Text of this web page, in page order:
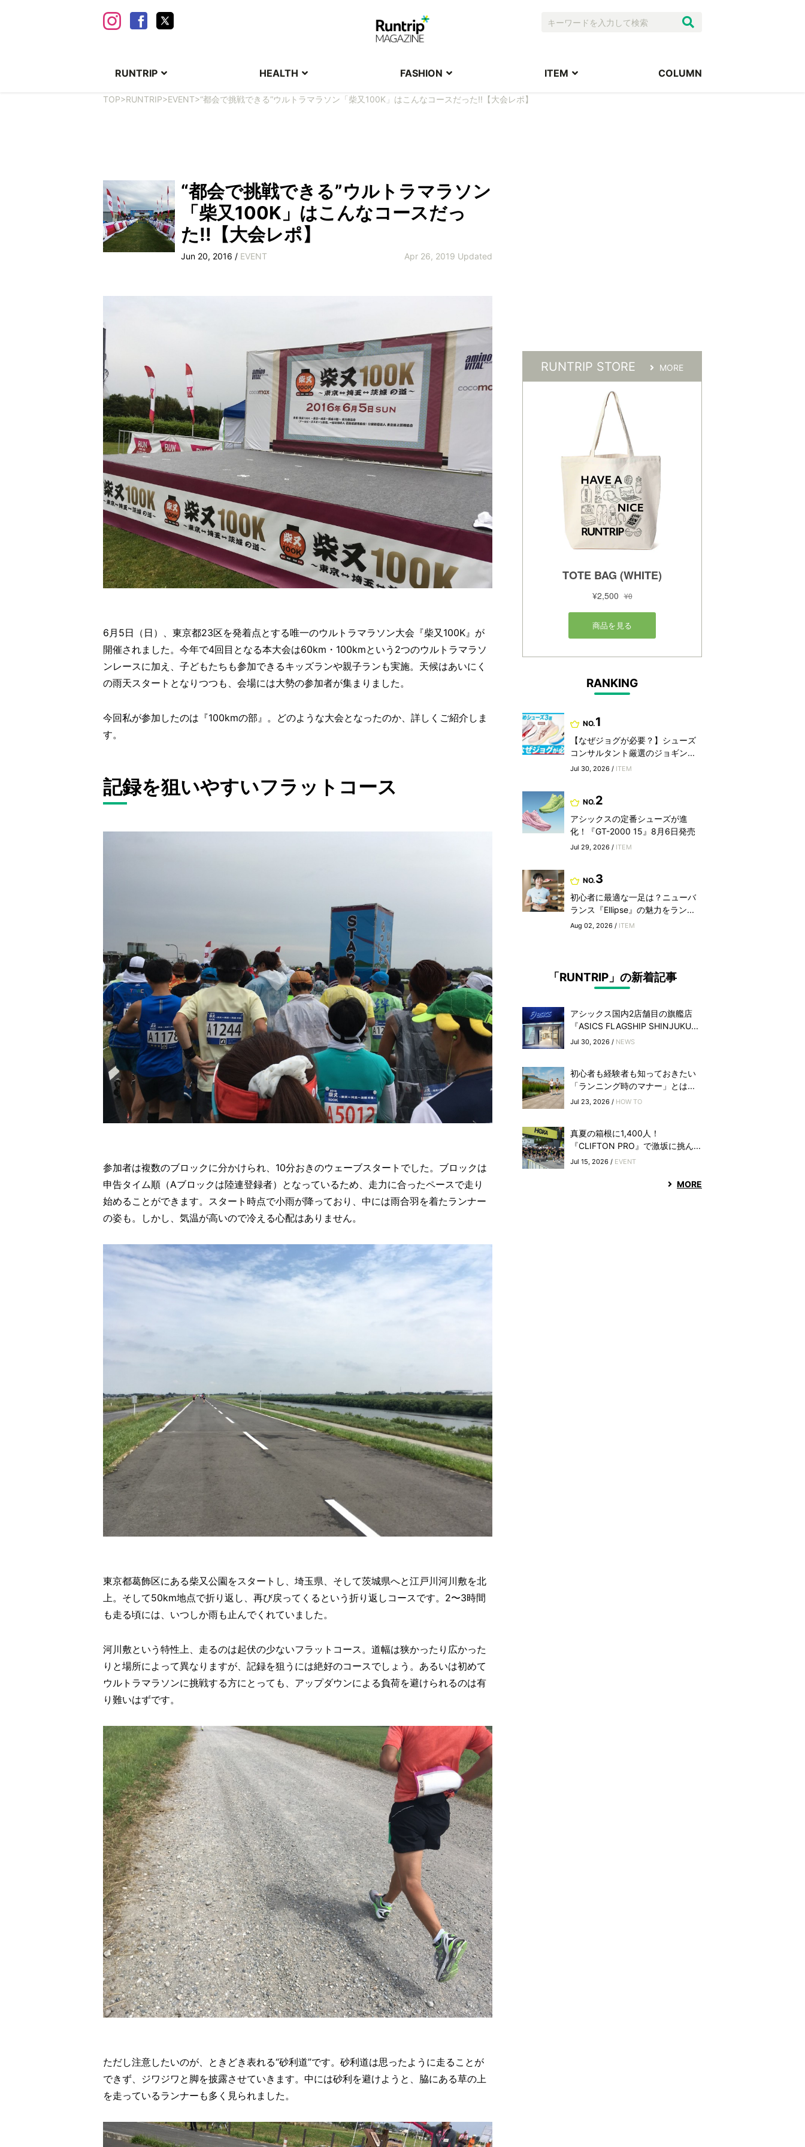
RUNTRIP HEALTH FASHION ITEM COLUMN
TOP>RUNTRIP>EVENT>“都会で挑戦できる”ウルトラマラソン「柴又100K」はこんなコースだった!!【大会レポ】
“都会で挑戦できる”ウルトラマラソン
「柴又100K」はこんなコースだっ
た!!【大会レポ】
Jun 20, 2016 / EVENT Apr 26, 2019 Updated
6月5日（日）、東京都23区を発着点とする唯一のウルトラマラソン大会『柴又100K』が
開催されました。今年で4回目となる本大会は60km・100kmという2つのウルトラマラソ
ンレースに加え、子どもたちも参加できるキッズランや親子ランも実施。天候はあいにく
の雨天スタートとなりつつも、会場には大勢の参加者が集まりました。
今回私が参加したのは『100kmの部』。どのような大会となったのか、詳しくご紹介しま
す。
記録を狙いやすいフラットコース
参加者は複数のブロックに分かけられ、10分おきのウェーブスタートでした。ブロックは
申告タイム順（Aブロックは陸連登録者）となっているため、走力に合ったペースで走り
始めることができます。スタート時点で小雨が降っており、中には雨合羽を着たランナー
の姿も。しかし、気温が高いので冷える心配はありません。
東京都葛飾区にある柴又公園をスタートし、埼玉県、そして茨城県へと江戸川河川敷を北
上。そして50km地点で折り返し、再び戻ってくるという折り返しコースです。2〜3時間
も走る頃には、いつしか雨も止んでくれていました。
河川敷という特性上、走るのは起伏の少ないフラットコース。道幅は狭かったり広かった
りと場所によって異なりますが、記録を狙うには絶好のコースでしょう。あるいは初めて
ウルトラマラソンに挑戦する方にとっても、アップダウンによる負荷を避けられるのは有
り難いはずです。
ただし注意したいのが、ときどき表れる“砂利道”です。砂利道は思ったように走ることが
できず、ジワジワと脚を披露させていきます。中には砂利を避けようと、脇にある草の上
を走っているランナーも多く見られました。
RUNTRIP STORE MORE
RANKING
NO.1
【なぜジョグが必要？】シューズ
コンサルタント厳選のジョギン...
Jul 30, 2026 / ITEM
NO.2
アシックスの定番シューズが進
化！『GT-2000 15』8月6日発売
Jul 29, 2026 / ITEM
NO.3
初心者に最適な一足は？ニューバ
ランス『Ellipse』の魅力をラン...
Aug 02, 2026 / ITEM
「RUNTRIP」の新着記事
アシックス国内2店舗目の旗艦店
『ASICS FLAGSHIP SHINJUKU...
Jul 30, 2026 / NEWS
初心者も経験者も知っておきたい
「ランニング時のマナー」とは...
Jul 23, 2026 / HOW TO
真夏の箱根に1,400人！
『CLIFTON PRO』で激坂に挑ん...
Jul 15, 2026 / EVENT
MORE